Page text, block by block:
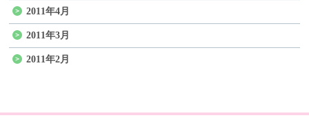
2011年4月
2011年3月
2011年2月